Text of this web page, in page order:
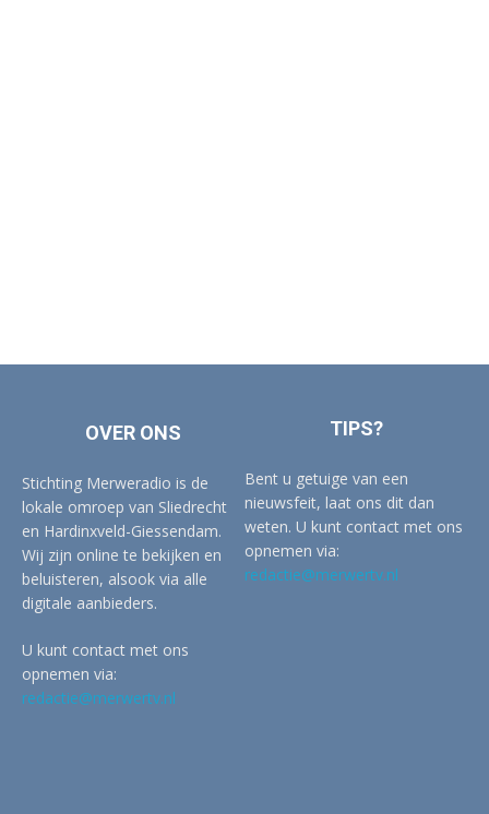
OVER ONS
Stichting Merweradio is de
lokale omroep van Sliedrecht
en Hardinxveld-Giessendam.
Wij zijn online te bekijken en
beluisteren, alsook via alle
digitale aanbieders.
U kunt contact met ons
opnemen via:
redactie@merwertv.nl
TIPS?
Bent u getuige van een
nieuwsfeit, laat ons dit dan
weten. U kunt contact met ons
opnemen via:
redactie@merwertv.nl